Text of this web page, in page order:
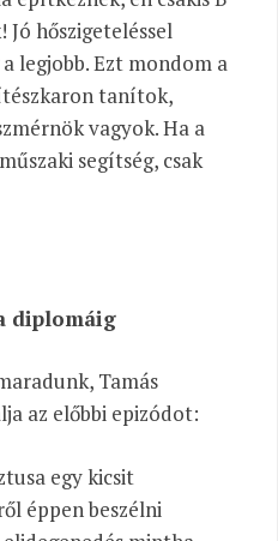
Jó hőszigeteléssel
legjobb. Ezt mondom a
tanítok,
vagyok. Ha a
segítség, csak
diplomáig
Tamás
az előbbi epizódot:
egy kicsit
éppen beszélni